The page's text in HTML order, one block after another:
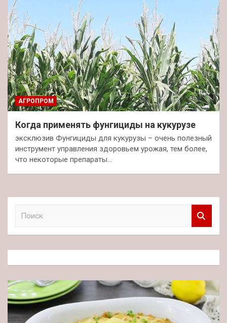
АГРОПРОМ
Когда применять фунгициды на кукурузе
эксклюзив Фунгициды для кукурузы – очень полезный
инструмент управления здоровьем урожая, тем более,
что некоторые препараты…
к